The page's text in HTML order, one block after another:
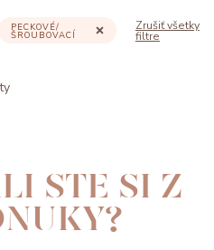
Zrušiť všetky
filtre
PECKOVÉ/
ŠROUBOVACÍ
STE SI Z